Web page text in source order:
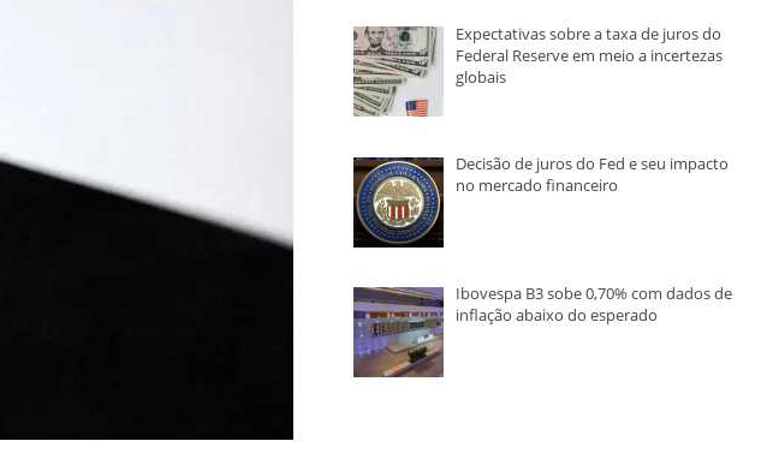
Expectativas sobre a taxa de juros do
Federal Reserve em meio a incertezas
globais
Decisão de juros do Fed e seu impacto
no mercado financeiro
Ibovespa B3 sobe 0,70% com dados de
inflação abaixo do esperado